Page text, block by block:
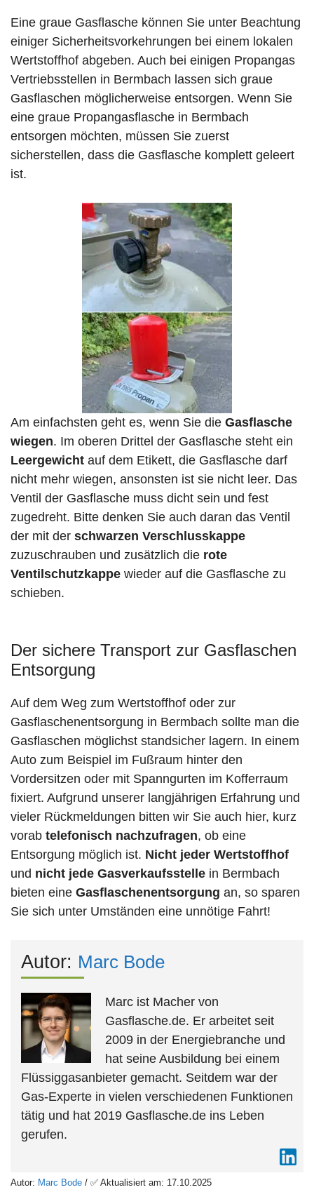
Eine graue Gasflasche können Sie unter Beachtung
einiger Sicherheitsvorkehrungen bei einem lokalen
Wertstoffhof abgeben. Auch bei einigen Propangas
Vertriebsstellen in Bermbach lassen sich graue
Gasflaschen möglicherweise entsorgen. Wenn Sie
eine graue Propangasflasche in Bermbach
entsorgen möchten, müssen Sie zuerst
sicherstellen, dass die Gasflasche komplett geleert
ist.
Am einfachsten geht es, wenn Sie die Gasflasche
wiegen. Im oberen Drittel der Gasflasche steht ein
Leergewicht auf dem Etikett, die Gasflasche darf
nicht mehr wiegen, ansonsten ist sie nicht leer. Das
Ventil der Gasflasche muss dicht sein und fest
zugedreht. Bitte denken Sie auch daran das Ventil
der mit der schwarzen Verschlusskappe
zuzuschrauben und zusätzlich die rote
Ventilschutzkappe wieder auf die Gasflasche zu
schieben.
Der sichere Transport zur Gasflaschen
Entsorgung
Auf dem Weg zum Wertstoffhof oder zur
Gasflaschenentsorgung in Bermbach sollte man die
Gasflaschen möglichst standsicher lagern. In einem
Auto zum Beispiel im Fußraum hinter den
Vordersitzen oder mit Spanngurten im Kofferraum
fixiert. Aufgrund unserer langjährigen Erfahrung und
vieler Rückmeldungen bitten wir Sie auch hier, kurz
vorab telefonisch nachzufragen, ob eine
Entsorgung möglich ist. Nicht jeder Wertstoffhof
und nicht jede Gasverkaufsstelle in Bermbach
bieten eine Gasflaschenentsorgung an, so sparen
Sie sich unter Umständen eine unnötige Fahrt!
Autor: Marc Bode
Marc ist Macher von
Gasflasche.de. Er arbeitet seit
2009 in der Energiebranche und
hat seine Ausbildung bei einem
Flüssiggasanbieter gemacht. Seitdem war der
Gas-Experte in vielen verschiedenen Funktionen
tätig und hat 2019 Gasflasche.de ins Leben
gerufen.
Autor: Marc Bode / ✅ Aktualisiert am: 17.10.2025